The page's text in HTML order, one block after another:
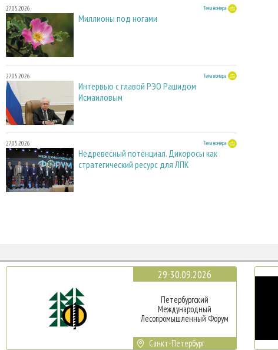
27.05.2026 Тема номера
Миллионы под ногами
27.05.2026 Тема номера
Интервью с главой РЭО Рашидом
Исмаиловым
27.05.2026 Тема номера
Недревесный потенциал. Дикоросы как
стратегический ресурс для ЛПК
29-30.09.2026
Петербургский
Международный
Лесопромышленный Форум
Санкт-Петербург